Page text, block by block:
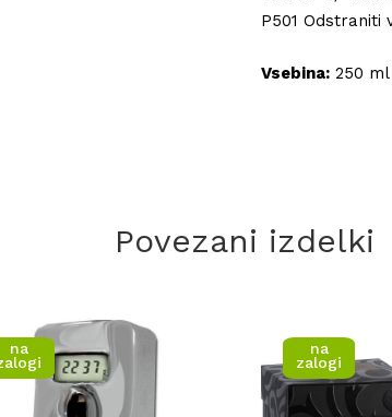
P501 Odstraniti
Vsebina: 250 ml
Povezani izdelki
na
na
zalogi